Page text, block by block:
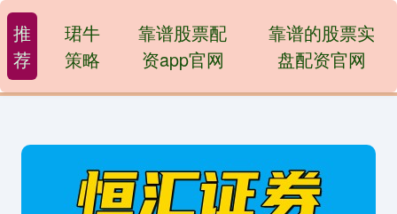
推
荐
珺牛
策略
靠谱股票配
资app官网
靠谱的股票实
盘配资官网